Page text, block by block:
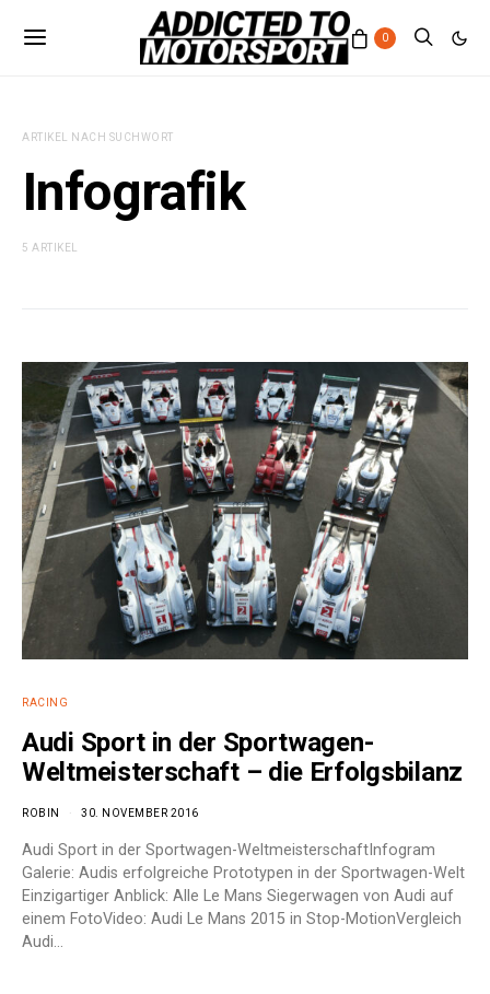
0
ARTIKEL NACH SUCHWORT
Infografik
5 ARTIKEL
RACING
Audi Sport in der Sportwagen-
Weltmeisterschaft – die Erfolgsbilanz
ROBIN 30. NOVEMBER 2016
Audi Sport in der Sportwagen-WeltmeisterschaftInfogram
Galerie: Audis erfolgreiche Prototypen in der Sportwagen-Welt
Einzigartiger Anblick: Alle Le Mans Siegerwagen von Audi auf
einem FotoVideo: Audi Le Mans 2015 in Stop-MotionVergleich
Audi…